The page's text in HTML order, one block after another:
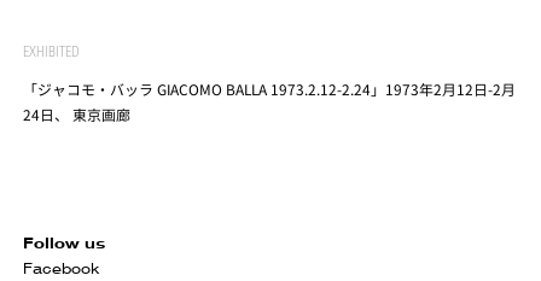
EXHIBITED
「ジャコモ・バッラ GIACOMO BALLA 1973.2.12-2.24」1973年2月12日-2月
24日、 東京画廊
Follow us
Facebook